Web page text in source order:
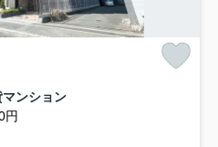
ンション
円